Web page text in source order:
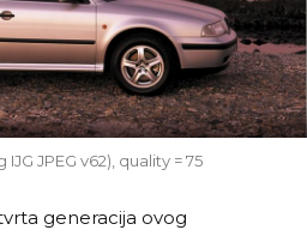
JPEG v62), quality = 75
generacija ovog